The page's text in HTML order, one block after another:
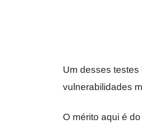
Um desses
vulnerabilidades
O mérito aqui é